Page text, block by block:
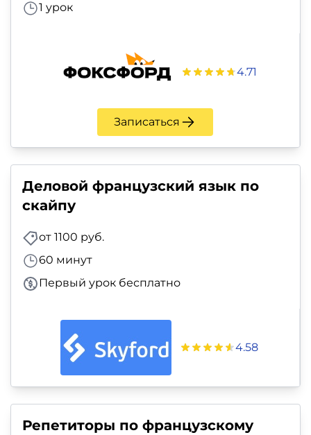
1 урок
4.71
Записаться
Деловой французский язык по
скайпу
от 1100 руб.
60 минут
Первый урок бесплатно
4.58
Репетиторы по французскому